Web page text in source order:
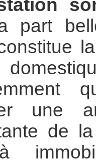
part
constitue
une
de